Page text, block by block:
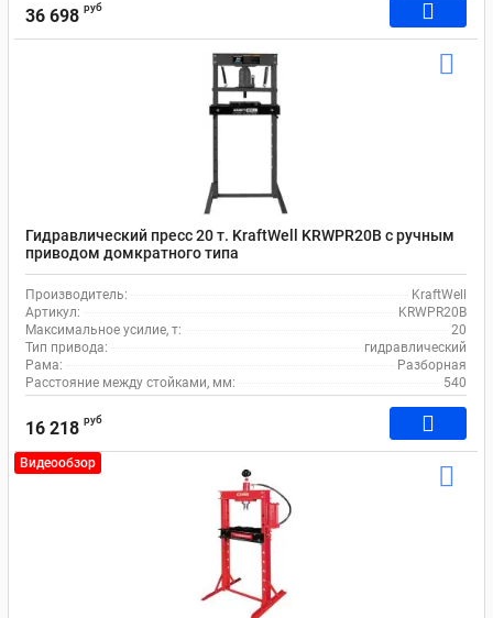
36 698 руб
Гидравлический пресс 20 т. KraftWell KRWPR20B с ручным
приводом домкратного типа
Производитель:
KraftWell
Артикул:
KRWPR20B
Максимальное усилие, т:
20
Тип привода:
гидравлический
Рама:
Разборная
Расстояние между стойками, мм:
540
16 218 руб
Видеообзор